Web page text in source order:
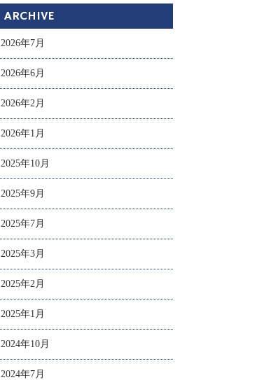
ARCHIVE
2026年7月
2026年6月
2026年2月
2026年1月
2025年10月
2025年9月
2025年7月
2025年3月
2025年2月
2025年1月
2024年10月
2024年7月